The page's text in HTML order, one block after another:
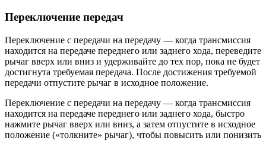
Переключение передач
Переключение с передачи на передачу — когда трансмиссия
находится на передаче переднего или заднего хода, переведите
рычаг вверх или вниз и удерживайте до тех пор, пока не будет
достигнута требуемая передача. После достижения требуемой
передачи отпустите рычаг в исходное положение.
Переключение с передачи на передачу — когда трансмиссия
находится на передаче переднего или заднего хода, быстро
нажмите рычаг вверх или вниз, а затем отпустите в исходное
положение («толкните» рычаг), чтобы повысить или понизить